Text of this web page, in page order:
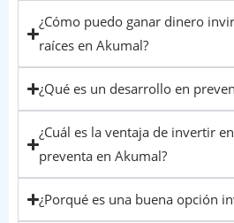
¿Cómo puedo ganar dinero
raíces en Akumal?
¿Qué es un desarrollo en
¿Cuál es la ventaja de invertir
preventa en Akumal?
¿Porqué es una buena opción